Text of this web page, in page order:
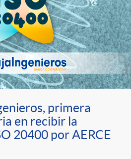
primera
en recibir la
20400 por AERCE